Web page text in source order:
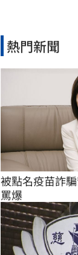
熱門新聞
被點名疫苗詐
罵爆